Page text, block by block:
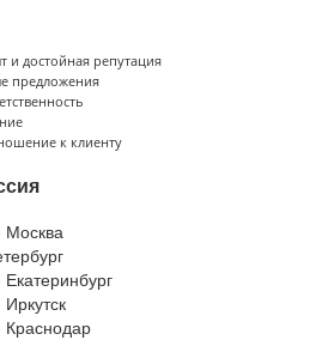
и достойная репутация
предложения
к клиенту
Москва
Краснодар